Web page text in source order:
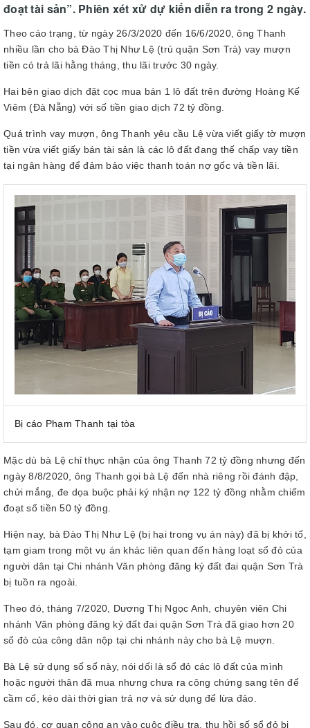
đoạt tài sản”. Phiên xét xử dự kiến diễn ra trong 2 ngày.
Theo cáo trạng, từ ngày 26/3/2020 đến 16/6/2020, ông Thanh
nhiều lần cho bà Đào Thị Như Lệ (trú quận Sơn Trà) vay mượn
tiền có trả lãi hằng tháng, thu lãi trước 30 ngày.
Hai bên giao dịch đặt cọc mua bán 1 lô đất trên đường Hoàng Kế
Viêm (Đà Nẵng) với số tiền giao dịch 72 tỷ đồng.
Quá trình vay mượn, ông Thanh yêu cầu Lệ vừa viết giấy tờ mượn
tiền vừa viết giấy bán tài sản là các lô đất đang thế chấp vay tiền
tại ngân hàng để đảm bảo việc thanh toán nợ gốc và tiền lãi.
Bị cáo Phạm Thanh tại tòa
Mặc dù bà Lệ chỉ thực nhận của ông Thanh 72 tỷ đồng nhưng đến
ngày 8/8/2020, ông Thanh gọi bà Lệ đến nhà riêng rồi đánh đập,
chửi mắng, đe dọa buộc phải ký nhận nợ 122 tỷ đồng nhằm chiếm
đoạt số tiền 50 tỷ đồng.
Hiện nay, bà Đào Thị Như Lệ (bị hại trong vụ án này) đã bị khởi tố,
tạm giam trong một vụ án khác liên quan đến hàng loạt sổ đỏ của
người dân tại Chi nhánh Văn phòng đăng ký đất đai quận Sơn Trà
bị tuồn ra ngoài.
Theo đó, tháng 7/2020, Dương Thị Ngọc Anh, chuyên viên Chi
nhánh Văn phòng đăng ký đất đai quận Sơn Trà đã giao hơn 20
sổ đỏ của công dân nộp tại chi nhánh này cho bà Lệ mượn.
Bà Lệ sử dụng số sổ này, nói dối là sổ đỏ các lô đất của mình
hoặc người thân đã mua nhưng chưa ra công chứng sang tên để
cầm cố, kéo dài thời gian trả nợ và sử dụng để lừa đảo.
Sau đó, cơ quan công an vào cuộc điều tra, thu hồi số sổ đỏ bị